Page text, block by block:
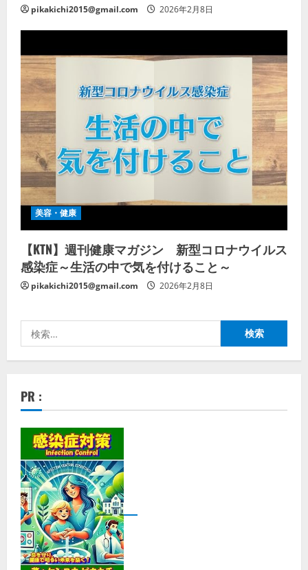
pikakichi2015@gmail.com 2026年2月8日
美容・健康
【KTN】週刊健康マガジン 新型コロナウイルス
感染症～生活の中で気を付けること～
pikakichi2015@gmail.com 2026年2月8日
索:
PR :